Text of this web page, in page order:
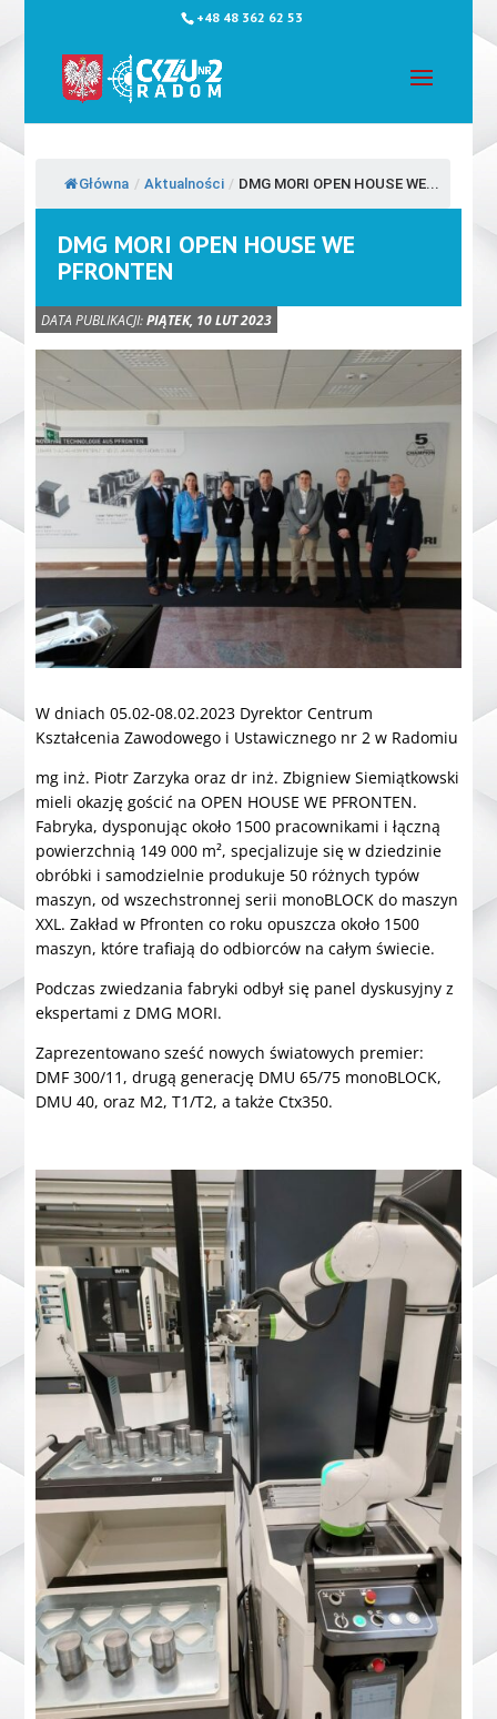
+48 48 362 62 53
Główna / Aktualności / DMG MORI OPEN HOUSE WE...
DMG MORI OPEN HOUSE WE
PFRONTEN
DATA PUBLIKACJI:PIĄTEK, 10 LUT 2023
W dniach 05.02-08.02.2023 Dyrektor Centrum
Kształcenia Zawodowego i Ustawicznego nr 2 w Radomiu
mg inż. Piotr Zarzyka oraz dr inż. Zbigniew Siemiątkowski
mieli okazję gościć na OPEN HOUSE WE PFRONTEN.
Fabryka, dysponując około 1500 pracownikami i łączną
powierzchnią 149 000 m², specjalizuje się w dziedzinie
obróbki i samodzielnie produkuje 50 różnych typów
maszyn, od wszechstronnej serii monoBLOCK do maszyn
XXL. Zakład w Pfronten co roku opuszcza około 1500
maszyn, które trafiają do odbiorców na całym świecie.
Podczas zwiedzania fabryki odbył się panel dyskusyjny z
ekspertami z DMG MORI.
Zaprezentowano sześć nowych światowych premier:
DMF 300/11, drugą generację DMU 65/75 monoBLOCK,
DMU 40, oraz M2, T1/T2, a także Ctx350.